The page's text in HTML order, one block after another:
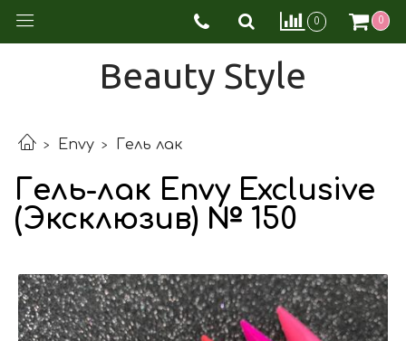
0 0
Beauty Style
Envy Гель лак
Гель-лак Envy Exclusive
(Эксклюзив) № 150